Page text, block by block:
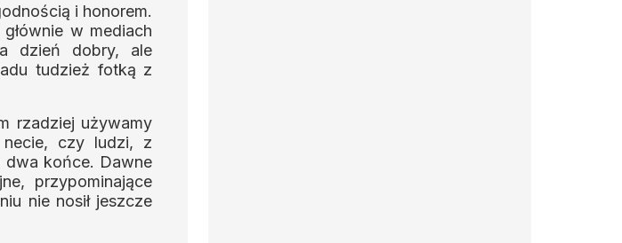
i honorem.
w mediach
dzień dobry, ale
tudzież fotką z
rzadziej używamy
czy ludzi, z
końce. Dawne
przypominające
nie nosił jeszcze